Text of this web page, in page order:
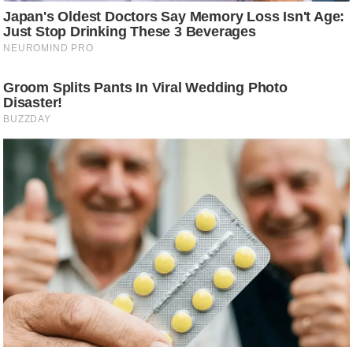
/
फै
श
घ
रे
लू
स्खे
प
र्य
ट
न
स्थ
ल
फि